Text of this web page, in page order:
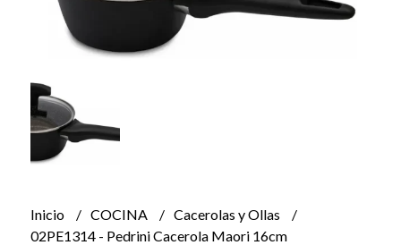
Inicio COCINA
Cacerolas y Ollas
02PE1314 - Pedrini Cacerola Maori 16cm